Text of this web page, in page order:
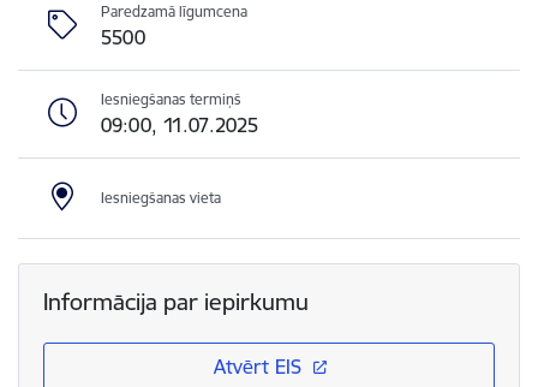
Paredzamā līgumcena
5500
Iesniegšanas termiņš
09:00, 11.07.2025
Iesniegšanas vieta
Informācija par iepirkumu
Atvērt EIS